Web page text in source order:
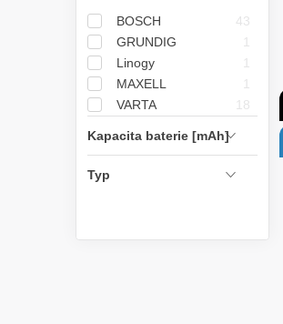
p
a
n
e
BOSCH
43
GRUNDIG
Linogy
MAXELL
VARTA
18
Kapacita baterie [mAh]
Typ